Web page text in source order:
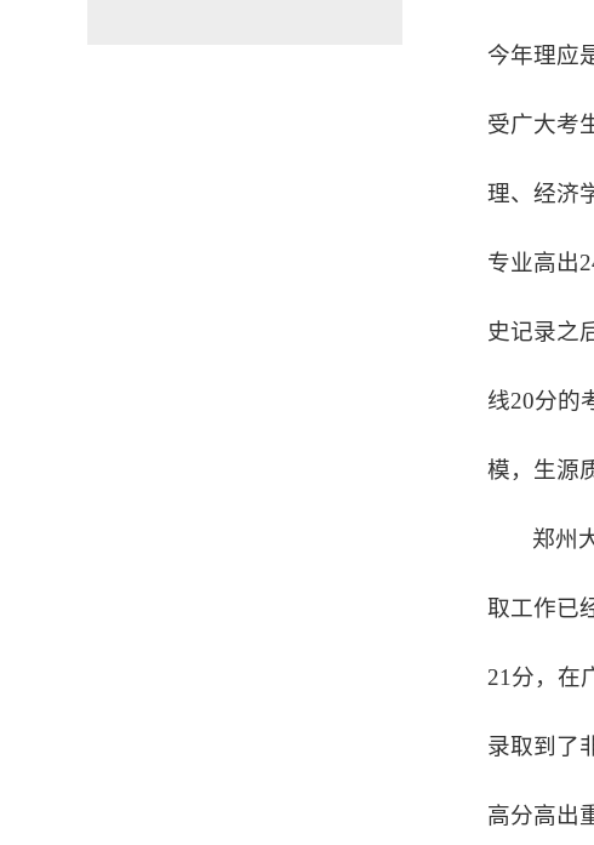
今年理应
受广大考
理、经济
专业高出
史记录之
线20分的
模，生源
郑州
取工作已
21分，在
录取到了
高分高出